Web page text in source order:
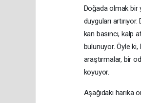
Doğada olmak bir
duyguları
kan basıncı, kalp
bulunuyor. Öyle
araştırmalar, bir
koyuyor.
Aşağıdaki harika